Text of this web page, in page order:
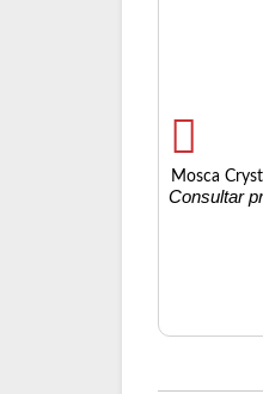
Mosca
Consultar